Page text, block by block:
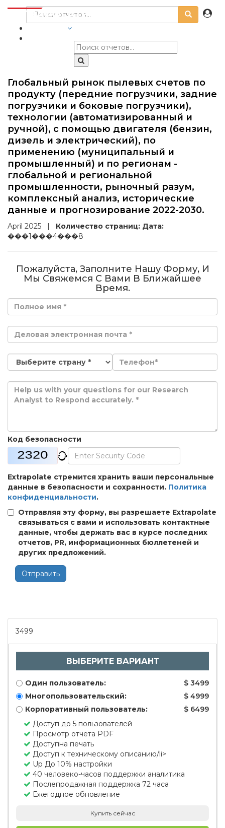
Глобальный рынок пылевых счетов по
продукту (передние погрузчики, задние
погрузчики и боковые погрузчики),
технологии (автоматизированный и
ручной), с помощью двигателя (бензин,
дизель и электрический), по
применению (муниципальный и
промышленный) и по регионам -
глобальной и региональной
промышленности, рыночный разум,
комплексный анализ, исторические
данные и прогнозирование 2022-2030.
April 2025 | Количество страниц: Дата:
���1���4���8
Пожалуйста, Заполните Нашу Форму, И
Мы Свяжемся С Вами В Ближайшее
Время.
Код безопасности
Extrapolate стремится хранить ваши персональные
данные в безопасности и сохранности. Политика
конфиденциальности.
Отправляя эту форму, вы разрешаете Extrapolate
связываться с вами и использовать контактные
данные, чтобы держать вас в курсе последних
отчетов, PR, информационных бюллетеней и
других предложений.
Отправить
3499
ВЫБЕРИТЕ ВАРИАНТ
Один пользователь:
$ 3499
Многопользовательский:
$ 4999
Корпоративный пользователь:
$ 6499
Доступ до 5 пользователей
Просмотр отчета PDF
Доступна печать
Доступ к техническому описанию/li>
Up До 10% настройки
40 человеко-часов поддержки аналитика
Послепродажная поддержка 72 часа
Ежегодное обновление
Купить сейчас